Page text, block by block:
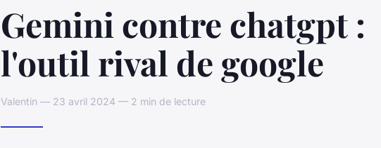
Gemini contre chatgpt :
l'outil rival de google
Valentin — 23 avril 2024 — 2 min de lecture